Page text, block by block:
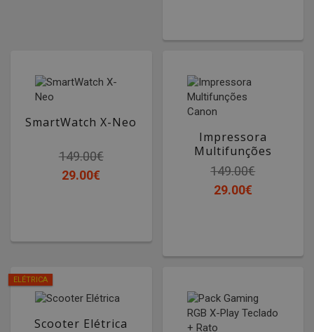
SmartWatch X-Neo
149.00€
29.00€
Impressora
Multifunções
Canon
149.00€
29.00€
ELÉTRICA
Scooter Elétrica